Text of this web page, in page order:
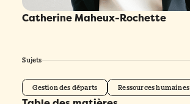
Catherine Maheux-Rochette
Sujets
Gestion des départs Ressources humaines